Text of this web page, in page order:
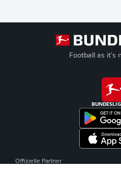
Football as it's
Offizielle Partner